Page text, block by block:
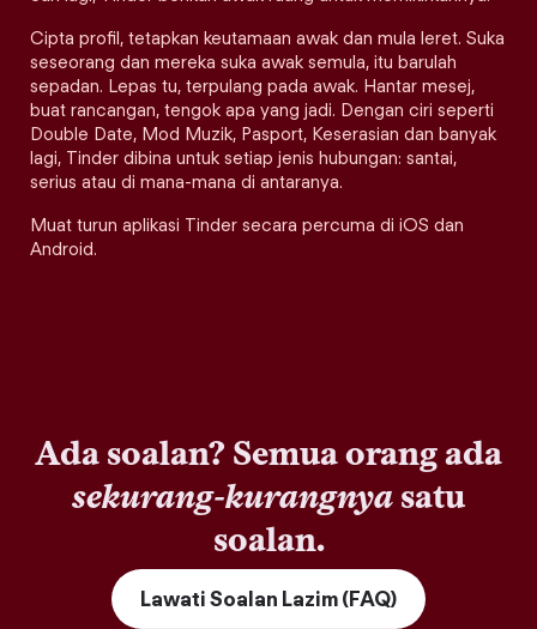
Cipta profil, tetapkan keutamaan awak dan mula leret. Suka
seseorang dan mereka suka awak semula, itu barulah
sepadan. Lepas tu, terpulang pada awak. Hantar mesej,
buat rancangan, tengok apa yang jadi. Dengan ciri seperti
Double Date, Mod Muzik, Pasport, Keserasian dan banyak
lagi, Tinder dibina untuk setiap jenis hubungan: santai,
serius atau di mana-mana di antaranya.
Muat turun aplikasi Tinder secara percuma di iOS dan
Android.
Ada soalan? Semua orang ada
sekurang-kurangnya satu
soalan.
Lawati Soalan Lazim (FAQ)